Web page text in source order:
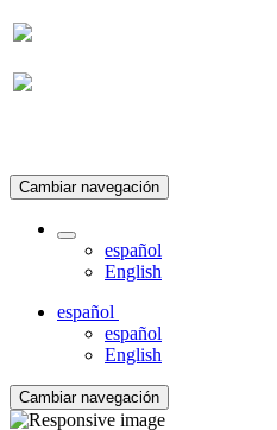
Cambiar navegación
español
English
español
español
English
Cambiar navegación